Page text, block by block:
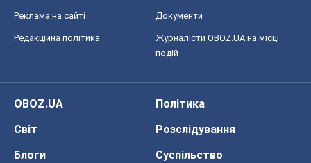
Реклама на сайті Документи
Редакційна політика
Журналісти OBOZ.UA на місці
подій
OBOZ.UA
Політика
Світ
Розслідування
Блоги
Суспільство